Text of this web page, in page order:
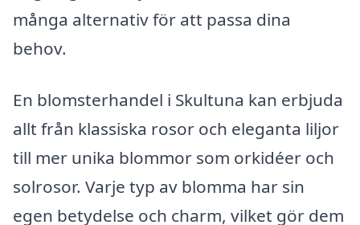
många alternativ för att passa dina
behov.
En blomsterhandel i Skultuna kan erbjuda
allt från klassiska rosor och eleganta liljor
till mer unika blommor som orkidéer och
solrosor. Varje typ av blomma har sin
egen betydelse och charm, vilket gör dem